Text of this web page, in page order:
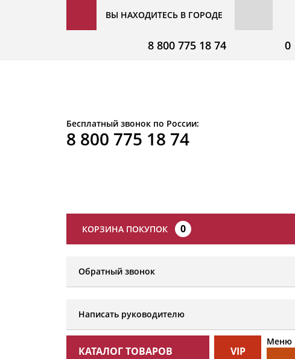
ВЫ НАХОДИТЕСЬ В ГОРОДЕ
0
8 800 775 18 74
Бесплатный звонок по России:
8 800 775 18 74
КОРЗИНА ПОКУПОК 0
Обратный звонок
Написать руководителю
КАТАЛОГ ТОВАРОВ VIP
Меню